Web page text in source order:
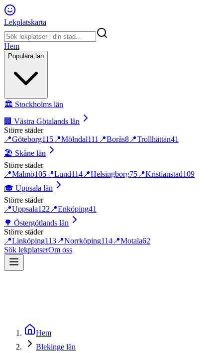
Lekplatskarta
Hem
Populära län
🏛️ Stockholms län
🏢 Västra Götalands län
Större städer
📍Göteborg115 📍Mölndal111 📍Borås8 📍Trollhättan41
🏖️ Skåne län
Större städer
📍Malmö105 📍Lund114 📍Helsingborg75 📍Kristianstad109
🎓 Uppsala län
Större städer
📍Uppsala122 📍Enköping41
🌳 Östergötlands län
Större städer
📍Linköping113 📍Norrköping114 📍Motala62
Sök lekplatserOm oss
Hem
Blekinge län